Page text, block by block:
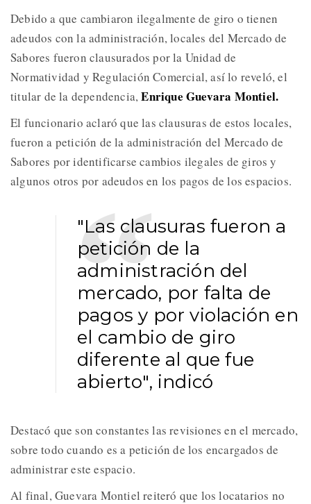
Debido a que cambiaron ilegalmente de giro o tienen
adeudos con la administración, locales del Mercado de
Sabores fueron clausurados por la Unidad de
Normatividad y Regulación Comercial, así lo reveló, el
titular de la dependencia,Enrique Guevara Montiel.
El funcionario aclaró que las clausuras de estos locales,
fueron a petición de la administración del Mercado de
Sabores por identificarse cambios ilegales de giros y
algunos otros por adeudos en los pagos de los espacios.
"Las clausuras fueron a
petición de la
administración del
mercado, por falta de
pagos y por violación en
el cambio de giro
diferente al que fue
abierto", indicó
Destacó que son constantes las revisiones en el mercado,
sobre todo cuando es a petición de los encargados de
administrar este espacio.
Al final, Guevara Montiel reiteró que los locatarios no